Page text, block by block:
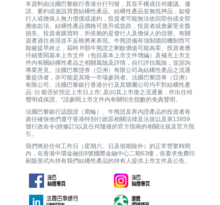
本資料由法國巴黎銀行香港分行刊發，其並不構成任何建議、邀
請、要約或遊說買賣結構性產品。結構性產品並無抵押品，如發
行人或擔保人無力償債或違約，投資者可能無法收回部份或全部
應收款項。結構性產品價格可急升或急跌，投資者或會蒙受全盤
損失。投資者購買時，所依賴的是發行人及擔保人的信譽。有關
資產過往表現並不反映將來表現。牛熊證備有強制贖回機制而可
能被提早終止，屆時 R類牛熊證之剩餘價值可能為零。投資者應
仔細查閱基本上市文件（包括基本上市文件增編）及補充上市文
件內有關結構性產品之相關風險及詳情，自行評估風險，並諮詢
專業意見。法國巴黎證券（亞洲）有限公司為結構性產品之流通
量提供者，亦可能是其唯一巿場參與者。法國巴黎證券（亞洲）
有限公司、法國巴黎銀行香港分行及其聯屬公司均不對結構性產
品: (i) 能否於預定上市日上市; 及(ii)其上市後之流通量，作出任何
聲明或保證。*請參閱上市文件內有關恒生指數的免責聲明。
法國巴黎銀行認股證（窩輪）、牛熊證及界內證產品的投資者有
責任確保他們遵守香港特別行政區相關法律及法規以及第13959
號行政命令(經修訂)以及任何隨後的官方指南的相關法規及官方指
引。
我們將於任何工作日（星期六、日及假期除外）的正常營業時間
內，在香港中環金融街8號國際金融中心二期63樓，依要求免費印
刷版形式向持有我們結構性產品的持有人提供上市文件及公告。